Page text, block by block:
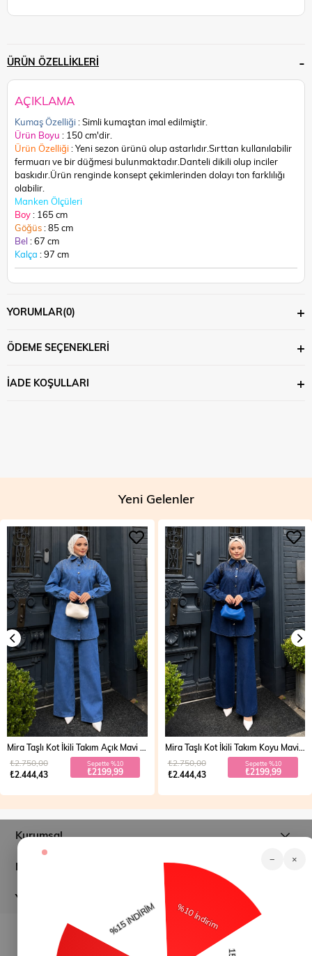
ÜRÜN ÖZELLIKLERI
AÇIKLAMA
Kumaş Özelliği: Simli kumaştan imal edilmiştir.
Ürün Boyu : 150 cm'dir.
Ürün Özelliği: Yeni sezon ürünü olup astarlıdır.Sırttan kullanılabilir
fermuarı ve bir düğmesi bulunmaktadır.Danteli dikili olup inciler
baskıdır. Ürün renginde konsept çekimlerinden dolayı ton farklılığı
olabilir.
Manken Ölçüleri
Boy: 165 cm
Göğüs: 85 cm
Bel : 67 cm
Kalça : 97 cm
YORUMLAR(0)
ÖDEME SEÇENEKLERI
İADE KOŞULLARI
Yeni Gelenler
₺2.444,43
₺2.750,00 Sepette %10
₺2199,99
Mira Taşlı Kot İkili Takım Koyu Mavi 19286
₺2.444,43
₺2.750,00 Sepette %10
₺2199,99
Kurumsal
Müşteri İlişkileri
Yardım
− ×